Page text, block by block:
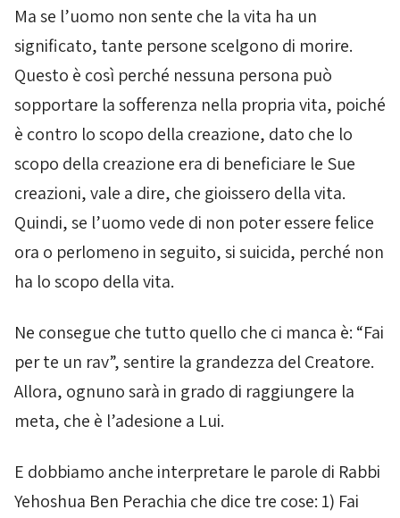
Ma se l’uomo non sente che la vita ha un
significato, tante persone scelgono di morire.
Questo è così perché nessuna persona può
sopportare la sofferenza nella propria vita, poiché
è contro lo scopo della creazione, dato che lo
scopo della creazione era di beneficiare le Sue
creazioni, vale a dire, che gioissero della vita.
Quindi, se l’uomo vede di non poter essere felice
ora o perlomeno in seguito, si suicida, perché non
ha lo scopo della vita.
Ne consegue che tutto quello che ci manca è: “Fai
per te un rav”,sentire la grandezza del Creatore.
Allora, ognuno sarà in grado di raggiungere la
meta, che è l’adesione a Lui.
E dobbiamo anche interpretare le parole di Rabbi
Yehoshua Ben Perachia che dice tre cose: 1) Fai